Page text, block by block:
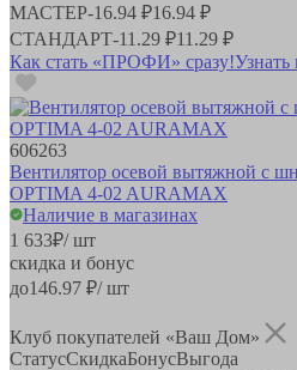
МАСТЕР-16.94 ₽16.94 ₽
СТАНДАРТ-11.29 ₽11.29 ₽
Как стать «ПРОФИ» сразу!Узнать
606263
Вентилятор осевой вытяжной с
OPTIMA 4-02 AURAMAX
Наличие в магазинах
1 633₽/ шт
скидка и бонус
до146.97 ₽/ шт
Клуб покупателей «Ваш Дом»
СтатусСкидкаБонусВыгода